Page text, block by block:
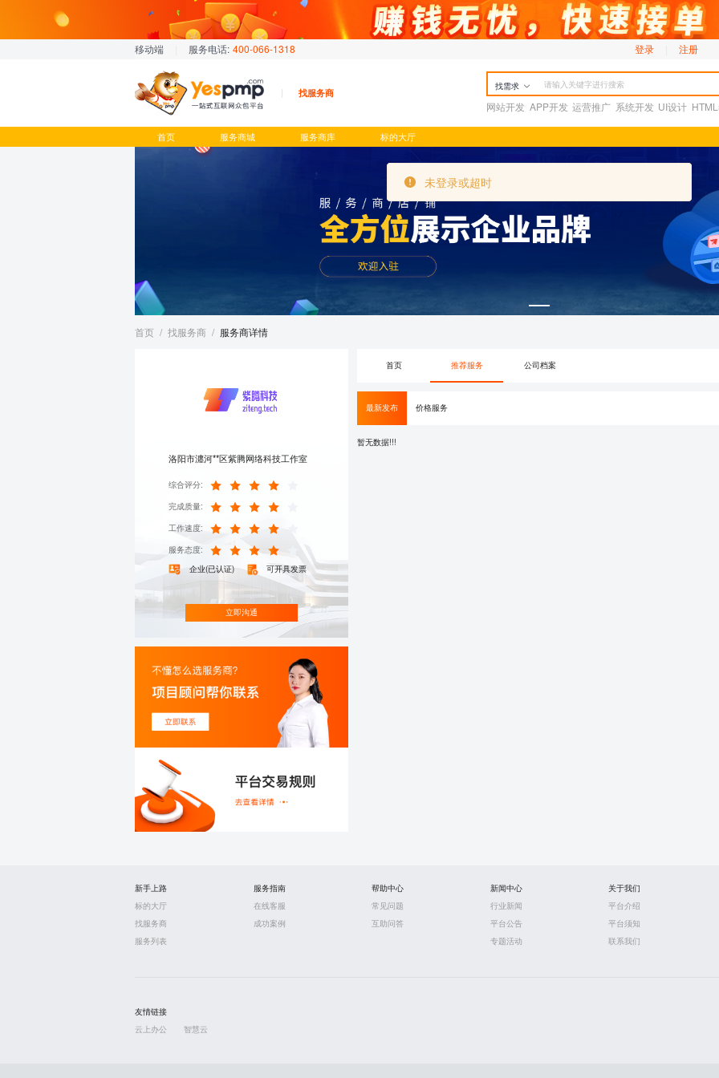
移动端 服务电话: 400-066-1318 登录 注册
找服务商
找需求
网站开发 APP开发 运营推广 系统开发 UI设计
首页 服务商城 服务商库 标的大厅
首页 / 找服务商 / 服务商详情
洛阳市瀍河**区紫腾网络科技工作室
综合评分:
完成质量:
工作速度:
服务态度:
企业(已认证)
可开具发票
立即沟通
首页 推荐服务 公司档案
最新发布 价格服务
暂无数据!!!
新手上路
标的大厅
找服务商
服务列表
服务指南
在线客服
成功案例
帮助中心
常见问题
互助问答
新闻中心
行业新闻
平台公告
专题活动
关于我们
平台介绍
平台须知
联系我们
友情链接
云上办公
智慧云